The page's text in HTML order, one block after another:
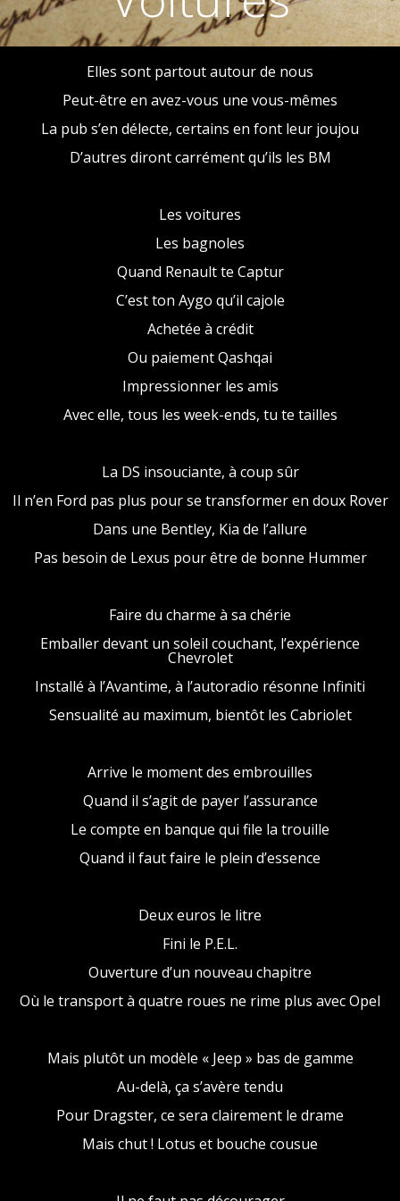
Elles sont partout autour de nous
Peut-être en avez-vous une vous-mêmes
La pub s’en délecte, certains en font leur joujou
D’autres diront carrément qu’ils les BM
Les voitures
Les bagnoles
Quand Renault te Captur
C’est ton Aygo qu’il cajole
Achetée à crédit
Ou paiement Qashqai
Impressionner les amis
Avec elle, tous les week-ends, tu te tailles
La DS insouciante, à coup sûr
Il n’en Ford pas plus pour se transformer en doux Rover
Dans une Bentley, Kia de l’allure
Pas besoin de Lexus pour être de bonne Hummer
Faire du charme à sa chérie
Emballer devant un soleil couchant, l’expérience
Chevrolet
Installé à l’Avantime, à l’autoradio résonne Infiniti
Sensualité au maximum, bientôt les Cabriolet
Arrive le moment des embrouilles
Quand il s’agit de payer l’assurance
Le compte en banque qui file la trouille
Quand il faut faire le plein d’essence
Deux euros le litre
Fini le P.E.L.
Ouverture d’un nouveau chapitre
Où le transport à quatre roues ne rime plus avec Opel
Mais plutôt un modèle « Jeep » bas de gamme
Au-delà, ça s’avère tendu
Pour Dragster, ce sera clairement le drame
Mais chut ! Lotus et bouche cousue